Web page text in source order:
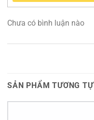
Chưa có bình luận nào
SẢN PHẨM TƯƠNG TỰ